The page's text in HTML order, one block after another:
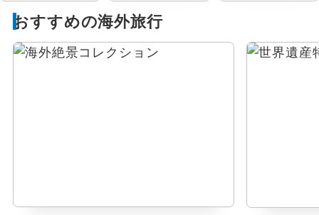
おすすめの海外旅行